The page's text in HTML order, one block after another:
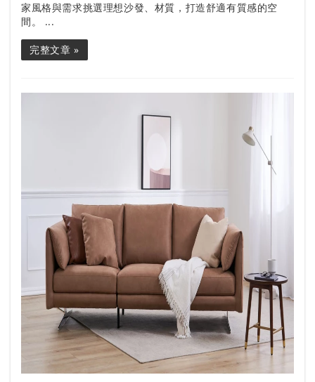
家風格與需求挑選理想沙發、材質，打造舒適有質感的空
間。 ...
完整文章 »